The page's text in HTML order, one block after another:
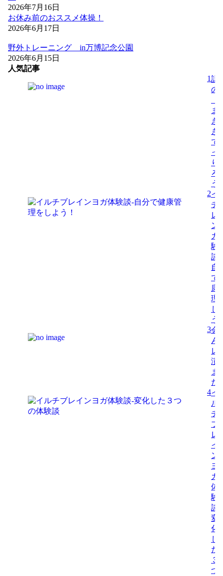
2026年7月16日
お休み前のおススメ体操！
2026年6月17日
野外トレーニング in万博記念公園
2026年6月15日
人気記事
1話
の
ま
き
き
で
っ
り
ろ
う
2イ
チ
レ
ン
ガ
験
談-
自
で
康
理
し
う
3会
ん
レ
演
ま
た
4イ
ル
チ
ブ
レ
イ
ン
ヨ
ガ
体
験
談-
変
化
し
た
３
つ